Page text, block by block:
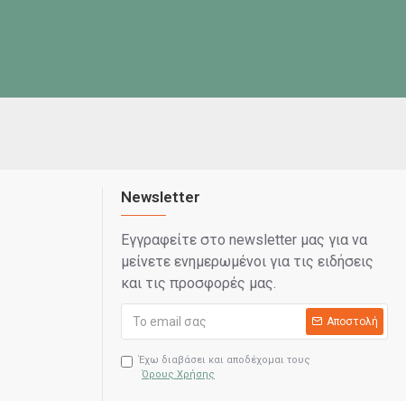
Newsletter
Εγγραφείτε στο newsletter μας για να
μείνετε ενημερωμένοι για τις ειδήσεις
και τις προσφορές μας.
Αποστολή
Έχω διαβάσει και αποδέχομαι τους
Όρους Χρήσης